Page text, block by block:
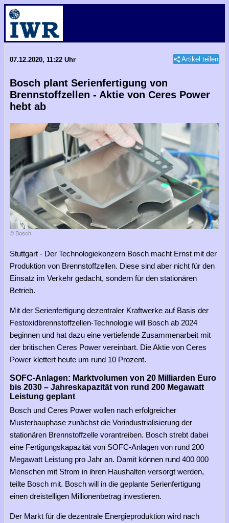
07.12.2020, 11:22 Uhr Artikel teilen
Bosch plant Serienfertigung von
Brennstoffzellen - Aktie von Ceres Power
hebt ab
© Bosch
Stuttgart - Der Technologiekonzern Bosch macht Ernst mit der
Produktion von Brennstoffzellen. Diese sind aber nicht für den
Einsatz im Verkehr gedacht, sondern für den stationären
Betrieb.
Mit der Serienfertigung dezentraler Kraftwerke auf Basis der
Festoxidbrennstoffzellen-Technologie will Bosch ab 2024
beginnen und hat dazu eine vertiefende Zusammenarbeit mit
der britischen Ceres Power vereinbart. Die Aktie von Ceres
Power klettert heute um rund 10 Prozent.
SOFC-Anlagen: Marktvolumen von 20 Milliarden Euro
bis 2030 – Jahreskapazität von rund 200 Megawatt
Leistung geplant
Bosch und Ceres Power wollen nach erfolgreicher
Musterbauphase zunächst die Vorindustrialisierung der
stationären Brennstoffzelle vorantreiben. Bosch strebt dabei
eine Fertigungskapazität von SOFC-Anlagen von rund 200
Megawatt Leistung pro Jahr an. Damit können rund 400 000
Menschen mit Strom in ihren Haushalten versorgt werden,
teilte Bosch mit. Bosch will in die geplante Serienfertigung
einen dreistelligen Millionenbetrag investieren.
Der Markt für die dezentrale Energieproduktion wird nach